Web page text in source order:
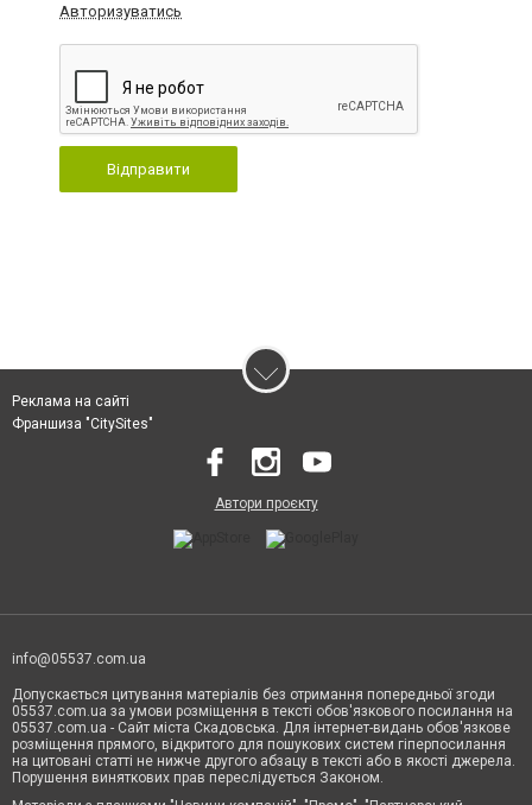
Авторизуватись
Відправити
Реклама на сайті
Франшиза "CitySites"
Автори проєкту
info@05537.com.ua
Допускається цитування матеріалів без отримання попередньої згоди
05537.com.ua за умови розміщення в тексті обов'язкового посилання на
05537.com.ua - Сайт міста Скадовська. Для інтернет-видань обов'язкове
розміщення прямого, відкритого для пошукових систем гіперпосилання
на цитовані статті не нижче другого абзацу в тексті або в якості джерела.
Порушення виняткових прав переслідується Законом.